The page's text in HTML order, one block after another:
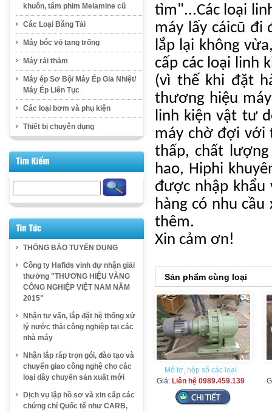
khuôn, tấm phim Melamine cũ
Các Loại Băng Tải
Máy bóc vỏ tang trống
Máy rải thảm
Máy ép Sơ Bộ/ Máy Ép Gia Nhiệt/
Máy Ép Liên Tục
Các loại bơm và phụ kiện
Thiết bị chuyên dụng
THÔNG BÁO TUYỂN DỤNG
Công ty Hafids vinh dự nhận giải
thưởng "THƯƠNG HIỆU VÀNG
CÔNG NGHIỆP VIỆT NAM NĂM
2015"
Nhận tư vấn, lắp đặt hệ thống xử
lý nước thải công nghiệp tại các
nhà máy
Nhận lắp ráp trọn gói, đào tạo và
chuyển giao công nghệ cho các
loại dây chuyền sản xuất mới
Dịch vụ lập hồ sơ và xin cấp các
chứng chỉ Quốc tế như CARB,
tìm"...Các loại
máy lấy cáicũ đi
lắp lại không
cấp các loại linh
(vì thế khi đặt
thương hiệu
linh kiện vật tư
máy chờ đợi với
thấp, chất
hao, Hiphi
được nhập khẩu
hàng có nhu
thêm.
Xin cảm ơn!
Sản phẩm cùng loại
Mô tơ, hộp số các loại
Giá: Liên hệ 0989.459.139